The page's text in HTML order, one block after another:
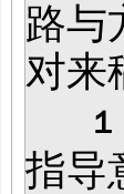
路与
对来
１
指导